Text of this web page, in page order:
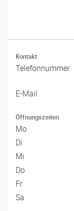
Kontakt
Telefonnummer
E-Mail
Öffnungszeiten
Mo
Di
Mi
Do
Fr
Sa